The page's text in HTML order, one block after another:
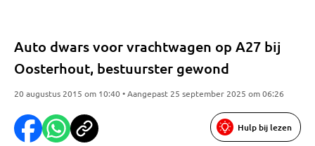
Auto dwars voor vrachtwagen op A27 bij
Oosterhout, bestuurster gewond
20 augustus 2015 om 10:40 • Aangepast 25 september 2025 om 06:26
Hulp bij lezen